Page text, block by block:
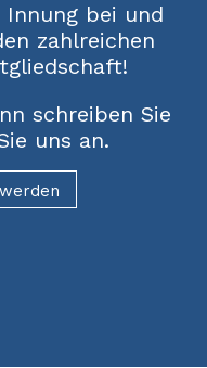
bei und
zahlreichen
schreiben Sie
uns an.